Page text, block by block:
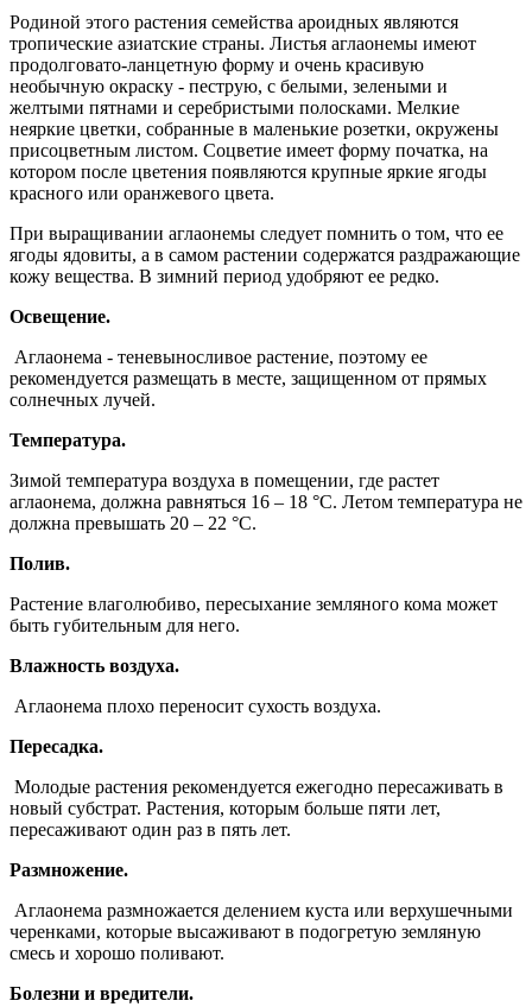
Родиной этого растения семейства ароидных являются
тропические азиатские страны. Листья аглаонемы имеют
продолговато-ланцетную форму и очень красивую
необычную окраску - пеструю, с белыми, зелеными и
желтыми пятнами и серебристыми полосками. Мелкие
неяркие цветки, собранные в маленькие розетки, окружены
присоцветным листом. Соцветие имеет форму початка, на
котором после цветения появляются крупные яркие ягоды
красного или оранжевого цвета.
При выращивании аглаонемы следует помнить о том, что ее
ягоды ядовиты, а в самом растении содержатся раздражающие
кожу вещества. В зимний период удобряют ее редко.
Освещение.
Аглаонема - теневыносливое растение, поэтому ее
рекомендуется размещать в месте, защищенном от прямых
солнечных лучей.
Температура.
Зимой температура воздуха в помещении, где растет
аглаонема, должна равняться 16 – 18 °С. Летом температура не
должна превышать 20 – 22 °С.
Полив.
Растение влаголюбиво, пересыхание земляного кома может
быть губительным для него.
Влажность воздуха.
Аглаонема плохо переносит сухость воздуха.
Пересадка.
Молодые растения рекомендуется ежегодно пересаживать в
новый субстрат. Растения, которым больше пяти лет,
пересаживают один раз в пять лет.
Размножение.
Аглаонема размножается делением куста или верхушечными
черенками, которые высаживают в подогретую земляную
смесь и хорошо поливают.
Болезни и вредители.